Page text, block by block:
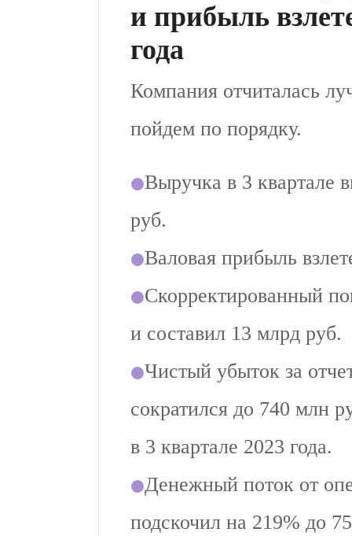
и прибыль
года
Компания отчиталась
пойдем по порядку.
⁠Выручка в 3 квартале
руб.
⁠Валовая прибыль
⁠Скорректированный
и составил 13 млрд руб.
⁠Чистый убыток за
сократился до 740 млн
в 3 квартале 2023 года.
⁠Денежный поток от
подскочил на 219% до